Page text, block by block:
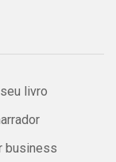
livro
business